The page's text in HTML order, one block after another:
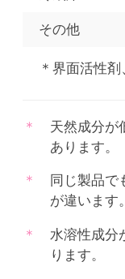
その他
＊界面活性
天然成分が
あります。
同じ製品で
が違います。
水溶性成分
ります。